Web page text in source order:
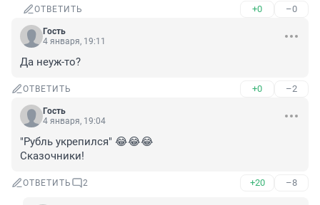
ОТВЕТИТЬ +0 –0
Гость
4 января, 19:11
Да неуж-то?
ОТВЕТИТЬ +0 –2
Гость
4 января, 19:04
"Рубль укрепился" 😂😂😂
Сказочники!
ОТВЕТИТЬ 2 +20 –8